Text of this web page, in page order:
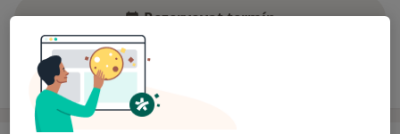
Rezervovat termín
Ceník